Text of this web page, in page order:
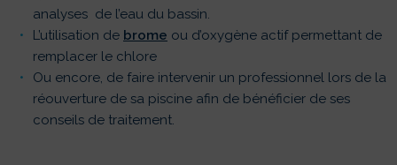
analyses de l’eau du bassin.
L’utilisation de brome ou d’oxygène actif permettant de
remplacer le chlore
Ou encore, de faire intervenir un professionnel lors de la
réouverture de sa piscine afin de bénéficier de ses
conseils de traitement.